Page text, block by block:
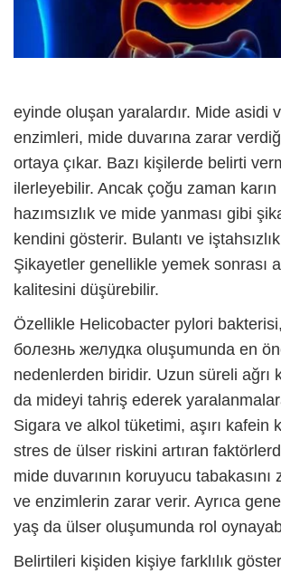
eyinde oluşan yaralardır. Mide asidi
enzimleri, mide duvarına zarar
ortaya çıkar. Bazı kişilerde belirti
ilerleyebilir. Ancak çoğu zaman karın
hazımsızlık ve mide yanması gibi
kendini gösterir. Bulantı ve
Şikayetler genellikle yemek sonrası
kalitesini düşürebilir.
Özellikle Helicobacter pylori bakterisi,
болезнь желудка oluşumunda en
nedenlerden biridir. Uzun süreli ağrı
da mideyi tahriş ederek
Sigara ve alkol tüketimi, aşırı kafein
stres de ülser riskini artıran
mide duvarının koruyucu tabakasını
ve enzimlerin zarar verir. Ayrıca
yaş da ülser oluşumunda rol
Belirtileri kişiden kişiye farklılık